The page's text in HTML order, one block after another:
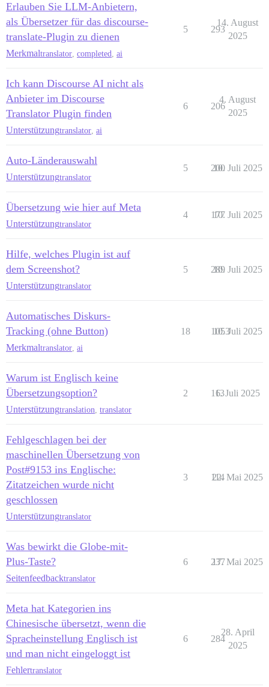
Erlauben Sie LLM-Anbietern,
als Übersetzer für das discourse-
translate-Plugin zu dienen
Merkmaltranslator completed ai
5 293
14. August
2025
Ich kann Discourse AI nicht als
Anbieter im Discourse
Translator Plugin finden
Unterstützungtranslator ai
6 206
4. August
2025
Auto-Länderauswahl
Unterstützungtranslator
5 200
10. Juli 2025
Übersetzung wie hier auf Meta
Unterstützungtranslator
4 177
10. Juli 2025
Hilfe, welches Plugin ist auf
dem Screenshot?
Unterstützungtranslator
5 289
10. Juli 2025
Automatisches Diskurs-
Tracking (ohne Button)
Merkmaltranslator ai
18 1053
10. Juli 2025
Warum ist Englisch keine
Übersetzungsoption?
Unterstützungtranslation translator
2 113
6. Juli 2025
Fehlgeschlagen bei der
maschinellen Übersetzung von
Post#9153 ins Englische:
Zitatzeichen wurde nicht
geschlossen
Unterstützungtranslator
3 114
22. Mai 2025
Was bewirkt die Globe-mit-
Plus-Taste?
Seitenfeedbacktranslator
6 237
17. Mai 2025
Meta hat Kategorien ins
Chinesische übersetzt, wenn die
Spracheinstellung Englisch ist
und man nicht eingeloggt ist
Fehlertranslator
6 284
28. April
2025